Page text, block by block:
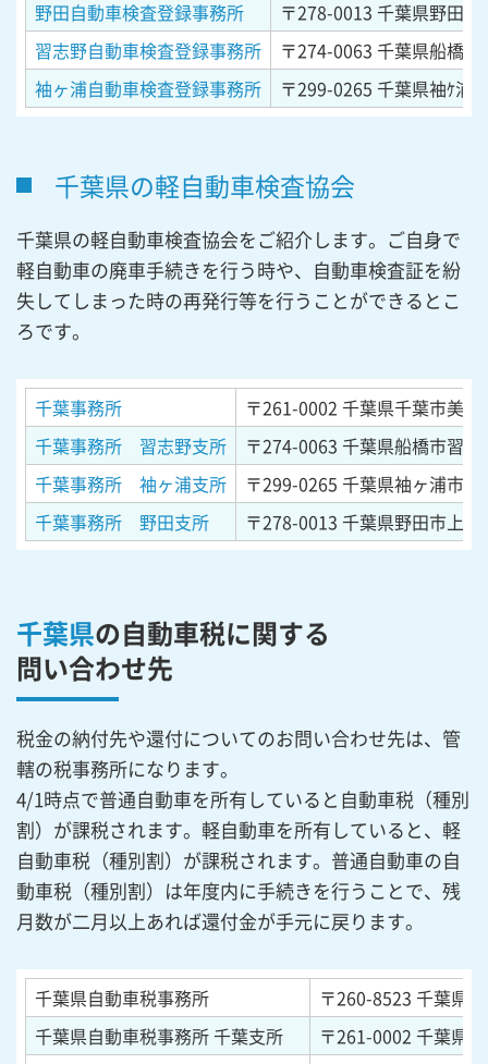
野田自動車検査登録事務所
〒278-0013 千葉県野田
習志野自動車検査登録事務所
〒274-0063 千葉県船橋
袖ヶ浦自動車検査登録事務所
〒299-0265 千葉県袖ｹ浦
千葉県の軽自動車検査協会
千葉県の軽自動車検査協会をご紹介します。ご自身で
軽自動車の廃車手続きを行う時や、自動車検査証を紛
失してしまった時の再発行等を行うことができるとこ
ろです。
千葉事務所 〒261-0002 千葉県千葉市美
千葉事務所 習志野支所
〒274-0063 千葉県船橋市習
千葉事務所 袖ヶ浦支所
〒299-0265 千葉県袖ヶ浦市
千葉事務所 野田支所
〒278-0013 千葉県野田市上
千葉県の自動車税に関する
問い合わせ先
税金の納付先や還付についてのお問い合わせ先は、管
轄の税事務所になります。
4/1時点で普通自動車を所有していると自動車税（種別
割）が課税されます。軽自動車を所有していると、軽
自動車税（種別割）が課税されます。普通自動車の自
動車税（種別割）は年度内に手続きを行うことで、残
月数が二月以上あれば還付金が手元に戻ります。
千葉県自動車税事務所 〒260-8523 千葉県
千葉県自動車税事務所 千葉支所
〒261-0002 千葉県